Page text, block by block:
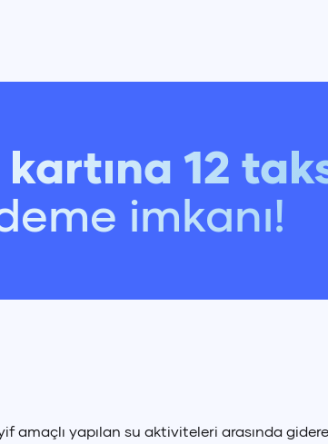
12
imkanı!
amaçlı yapılan su aktiviteleri arasında